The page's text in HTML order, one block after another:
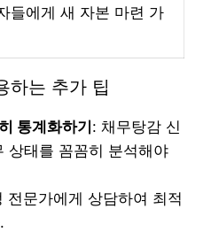
들에게 새 자본 마련 가
하는 추가 팁
통계화하기: 채무탕감 신
상태를 꼼꼼히 분석해야
전문가에게 상담하여 최적